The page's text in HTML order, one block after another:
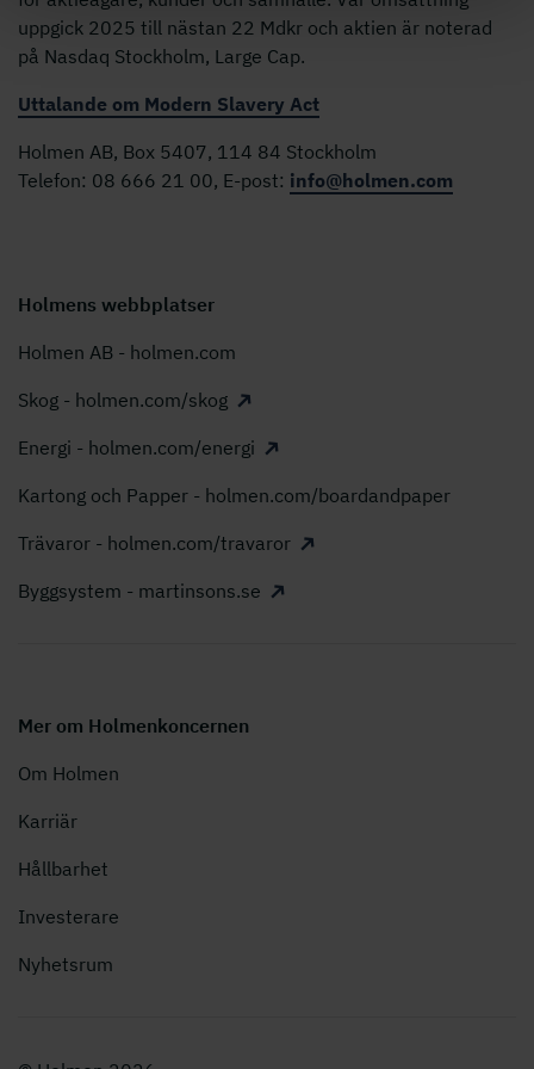
uppgick 2025 till nästan 22 Mdkr och aktien är noterad
på Nasdaq Stockholm, Large Cap.
Uttalande om Modern Slavery Act
Holmen AB, Box 5407, 114 84 Stockholm
Telefon: 08 666 21 00, E-post: info@holmen.com
Holmens webbplatser
Holmen AB - holmen.com
Skog - holmen.com/skog
Energi - holmen.com/energi
Kartong och Papper - holmen.com/boardandpaper
Trävaror - holmen.com/travaror
Byggsystem - martinsons.se
Mer om Holmenkoncernen
Om Holmen
Karriär
Hållbarhet
Investerare
Nyhetsrum